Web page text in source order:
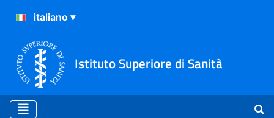
Istituto Superiore di Sanità